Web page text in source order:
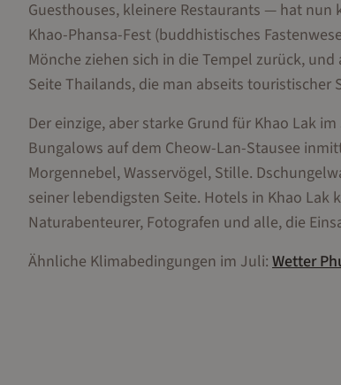
Guesthouses, kleinere Restaurants — hat
Khao-Phansa-Fest (buddhistisches
Mönche ziehen sich in die Tempel zurück,
Seite Thailands, die man abseits touristischer
Der einzige, aber starke Grund für Khao Lak
Bungalows auf dem Cheow-Lan-Stausee
Morgennebel, Wasservögel, Stille.
seiner lebendigsten Seite. Hotels in Khao
Naturabenteurer, Fotografen und alle, die
Ähnliche Klimabedingungen im Juli: Wetter